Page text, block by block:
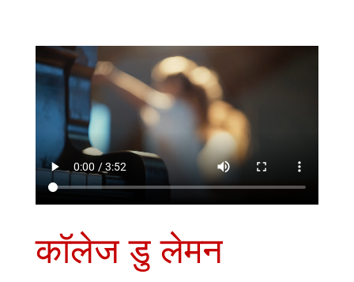
कॉलेज डु लेमन